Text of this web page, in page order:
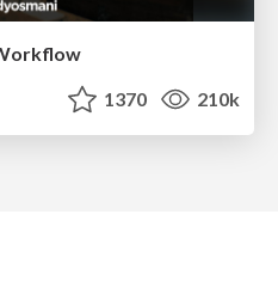
1370 210k